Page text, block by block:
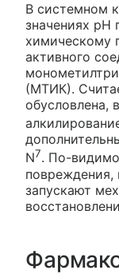
В системном
значениях рН
химическому
активного
(МТИК).
обусловлена,
N7. По-
повреждения,
запускают